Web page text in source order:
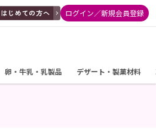
ログイン／新規会員登録
卵・牛乳・乳製品 デザート・製菓材料